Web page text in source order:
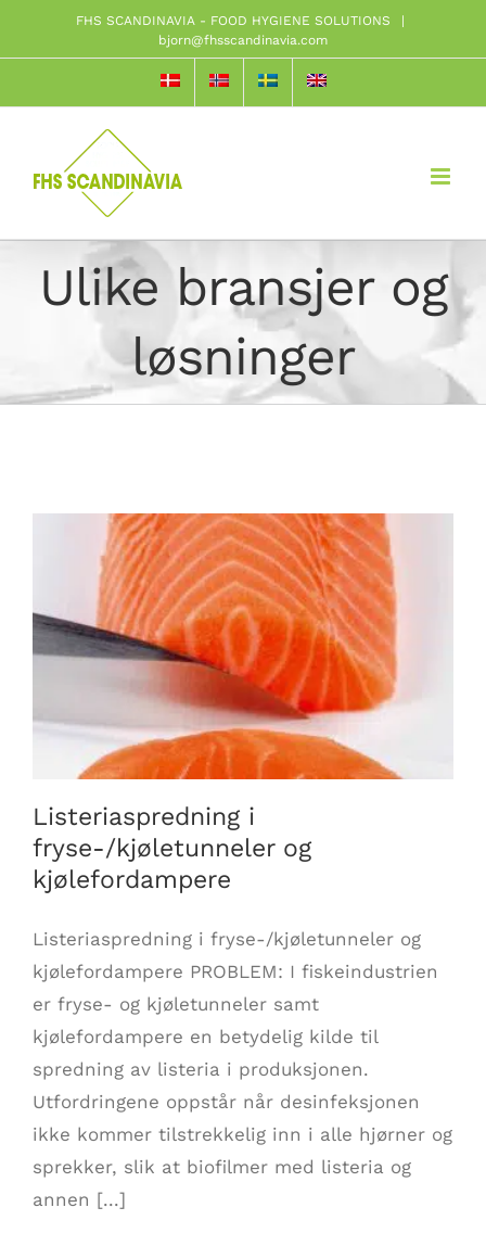
FHS SCANDINAVIA - FOOD HYGIENE SOLUTIONS
|
bjorn@fhsscandinavia.com
Ulike bransjer og
løsninger
Listeriaspredning i fryse-/kjøletunneler
og kjølefordampere
Listeriaspredning i
fryse-/kjøletunneler og
kjølefordampere
Listeriaspredning i fryse-/kjøletunneler og
kjølefordampere PROBLEM: I fiskeindustrien
er fryse- og kjøletunneler samt
kjølefordampere en betydelig kilde til
spredning av listeria i produksjonen.
Utfordringene oppstår når desinfeksjonen
ikke kommer tilstrekkelig inn i alle hjørner og
sprekker, slik at biofilmer med listeria og
annen [...]